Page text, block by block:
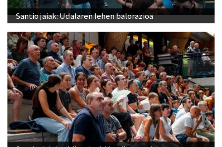
Santio jaiak: Udalaren lehen balorazioa